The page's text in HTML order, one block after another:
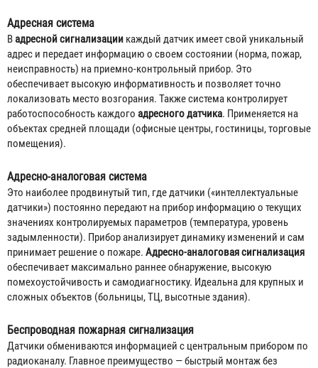
Адресная система
Вадресной сигнализации каждый датчик имеет свой уникальный
адрес и передает информацию о своем состоянии (норма, пожар,
неисправность) на приемно-контрольный прибор. Это
обеспечивает высокую информативность и позволяет точно
локализовать место возгорания. Также система контролирует
работоспособность каждого адресного датчика. Применяется на
объектах средней площади (офисные центры, гостиницы, торговые
помещения).
Адресно-аналоговая система
Это наиболее продвинутый тип, где датчики («интеллектуальные
датчики») постоянно передают на прибор информацию о текущих
значениях контролируемых параметров (температура, уровень
задымленности). Прибор анализирует динамику изменений и сам
принимает решение о пожаре. Адресно-аналоговая сигнализация
обеспечивает максимально раннее обнаружение, высокую
помехоустойчивость и самодиагностику. Идеальна для крупных и
сложных объектов (больницы, ТЦ, высотные здания).
Беспроводная пожарная сигнализация
Датчики обмениваются информацией с центральным прибором по
радиоканалу. Главное преимущество — быстрый монтаж без